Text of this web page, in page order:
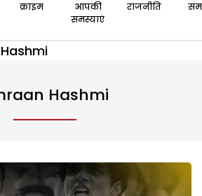
क्राइम
आपकी
समस्याएं
राजनीति
Hashmi